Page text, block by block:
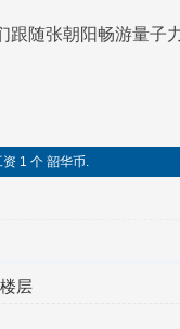
随张朝阳畅游量子
1 个 韶华币.
层